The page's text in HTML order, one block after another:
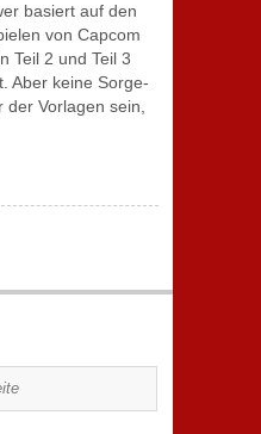
basiert auf den
von Capcom
Teil 2 und Teil 3
Aber keine Sorge-
Vorlagen sein,